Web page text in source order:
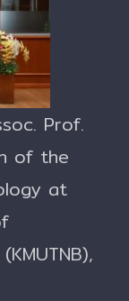
Prof.
of the
at